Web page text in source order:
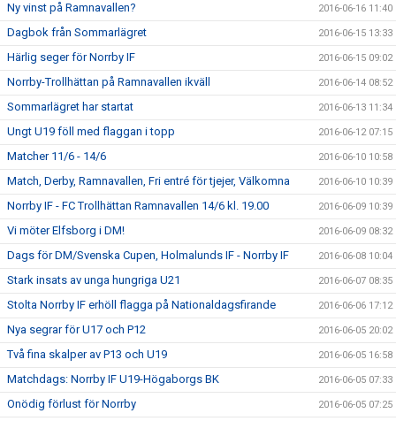
Ny vinst på Ramnavallen? 2016-06-16 11:40
Dagbok från Sommarlägret 2016-06-15 13:33
Härlig seger för Norrby IF 2016-06-15 09:02
Norrby-Trollhättan på Ramnavallen ikväll 2016-06-14 08:52
Sommarlägret har startat 2016-06-13 11:34
Ungt U19 föll med flaggan i topp 2016-06-12 07:15
Matcher 11/6 - 14/6 2016-06-10 10:58
Match, Derby, Ramnavallen, Fri entré för tjejer, Välkomna 2016-06-10 10:39
Norrby IF - FC Trollhättan Ramnavallen 14/6 kl. 19.00 2016-06-09 10:39
Vi möter Elfsborg i DM! 2016-06-09 08:32
Dags för DM/Svenska Cupen, Holmalunds IF - Norrby IF 2016-06-08 10:04
Stark insats av unga hungriga U21 2016-06-07 08:35
Stolta Norrby IF erhöll flagga på Nationaldagsfirande 2016-06-06 17:12
Nya segrar för U17 och P12 2016-06-05 20:02
Två fina skalper av P13 och U19 2016-06-05 16:58
Matchdags: Norrby IF U19-Högaborgs BK 2016-06-05 07:33
Onödig förlust för Norrby 2016-06-05 07:25